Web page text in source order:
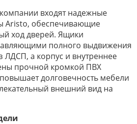
компании входят надежные
Aristo, обеспечивающие
ход дверей. Ящики
полного выдвижения
ЛДСП, а корпус и внутреннее
прочной кромкой ПВХ
долговечность мебели
внешний вид на